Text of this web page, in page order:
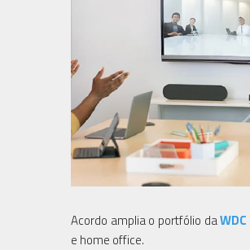
Acordo amplia o portfólio daWDC
e home office.